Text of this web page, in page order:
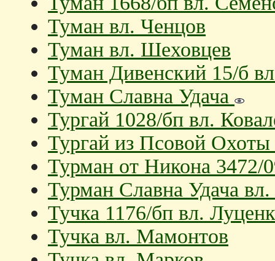
Туман вл. Ченцов
Туман вл. Шеховцев
Туман Дивенский 15/б
Туман Славна Удача
Тургай 1028/бп вл.
Тургай из Псовой
Турман от Никона 3472/
Турман Славна Удача вл.
Тучка 1176/бп вл.
Тучка вл. Мамонтов